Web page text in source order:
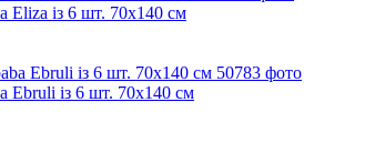
Eliza із 6 шт. 70x140 см
Ebruli із 6 шт. 70x140 см